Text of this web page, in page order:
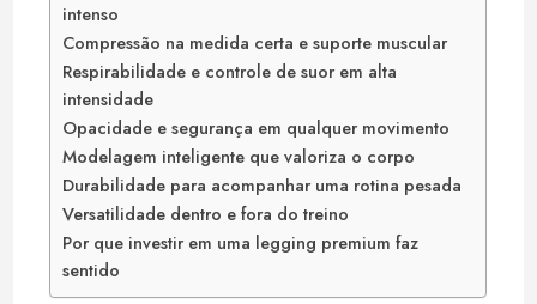
intenso
Compressão na medida certa e suporte muscular
Respirabilidade e controle de suor em alta
intensidade
Opacidade e segurança em qualquer movimento
Modelagem inteligente que valoriza o corpo
Durabilidade para acompanhar uma rotina pesada
Versatilidade dentro e fora do treino
Por que investir em uma legging premium faz
sentido